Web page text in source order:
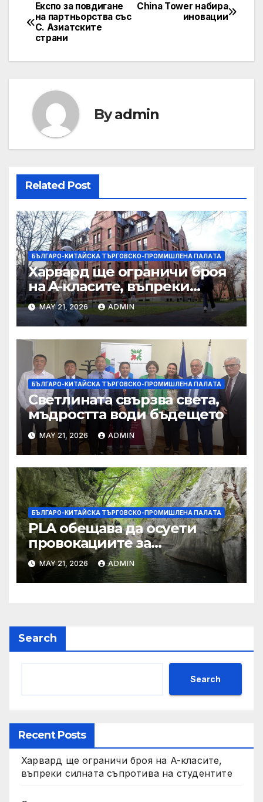
Post
navigation
China Tower набира
иновации
Експо за повдигане
на партньорства със
С. Азиатските
страни
Byadmin
Related Post
БЪЛГАРО-КИТАЙСКА ТЪРГОВСКО-ПРОМИШЛЕНА ПАЛAТА
Харвард ще ограничи броя
на A-класите, въпреки
силната съпротива на
студентите
MAY 21, 2026 ADMIN
БЪЛГАРО-КИТАЙСКА ТЪРГОВСКО-ПРОМИШЛЕНА ПАЛAТА
Светлината свързва света,
мъдростта води бъдещето
MAY 21, 2026 ADMIN
БЪЛГАРО-КИТАЙСКА ТЪРГОВСКО-ПРОМИШЛЕНА ПАЛAТА
PLA обещава да осуети
провокациите за
„независимост на Тайван“.
MAY 21, 2026 ADMIN
Search
Search
Recent Posts
Харвард ще ограничи броя на A-класите,
въпреки силната съпротива на студентите